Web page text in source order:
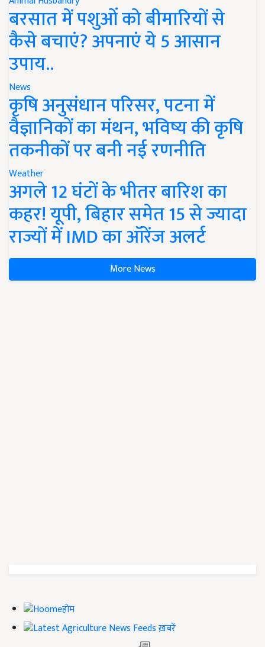
बरसात में पशुओं को बीमारियों से
कैसे बचाएं? अपनाएं ये 5 आसान
उपाय..
News
कृषि अनुसंधान परिसर, पटना में
वैज्ञानिकों का मंथन, भविष्य की कृषि
तकनीकों पर बनी नई रणनीति
Weather
अगले 12 घंटों के भीतर बारिश का
कहर! यूपी, बिहार समेत 15 से ज्यादा
राज्यों में IMD का ऑरेंज अलर्ट
More News
होम
ख़बरें